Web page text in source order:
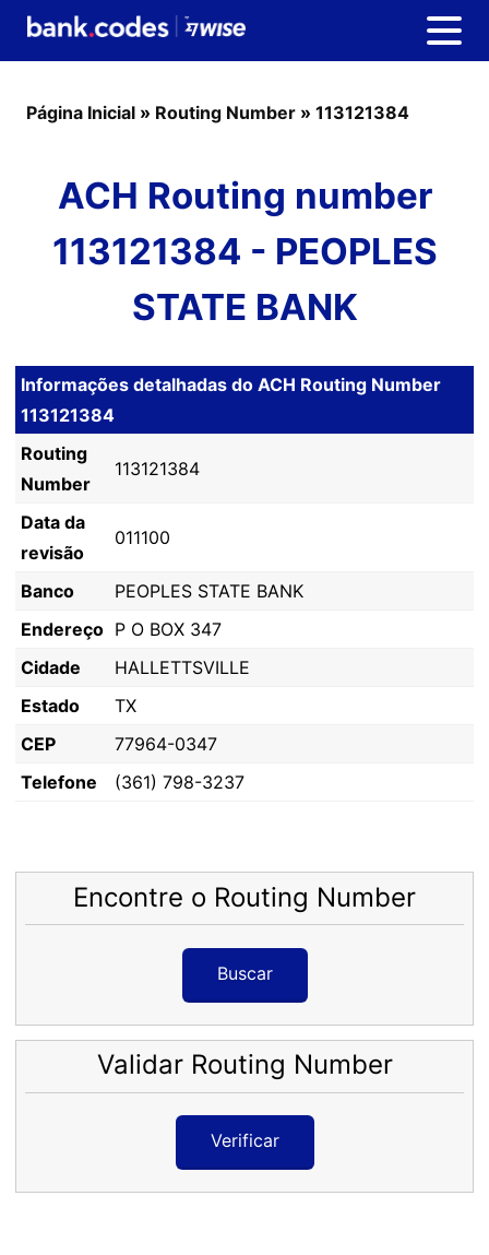
Página Inicial » Routing Number » 113121384
ACH Routing number
113121384 - PEOPLES
STATE BANK
Informações detalhadas do ACH Routing Number
113121384
Routing
Number
113121384
Data da
revisão
011100
Banco
PEOPLES STATE BANK
Endereço P O BOX 347
Cidade
HALLETTSVILLE
Estado
TX
CEP
77964-0347
Telefone
(361) 798-3237
Encontre o Routing Number
Buscar
Validar Routing Number
Verificar